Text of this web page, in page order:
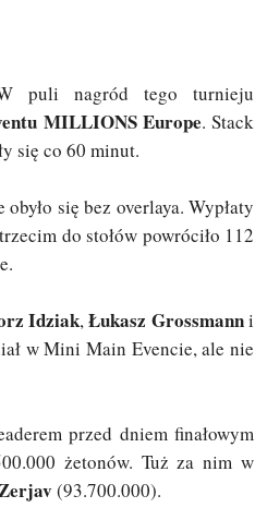
puli nagród tego turnieju
MILLIONS Europe. Stack
się co 60 minut.
się bez overlaya. Wypłaty
do stołów powróciło 112
Idziak,Łukasz Grossmanni
w Mini Main Evencie, ale nie
przed dniem finałowym
żetonów. Tuż za nim w
(93.700.000).